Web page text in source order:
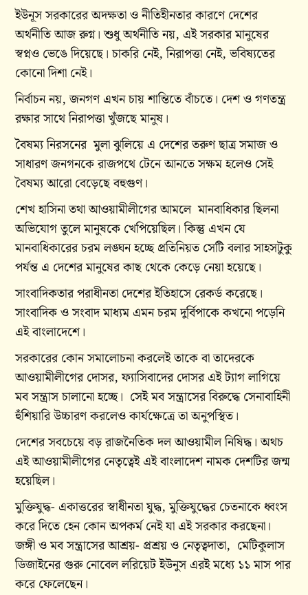
ইউনূস সরকারের অদক্ষতা ও নীতিহীনতার কারণে দেশের
অর্থনীতি আজ রুগ্ন। শুধু অর্থনীতি নয়, এই সরকার মানুষের
স্বপ্নও ভেঙে দিয়েছে। চাকরি নেই, নিরাপত্তা নেই, ভবিষ্যতের
কোনো দিশা নেই।
নির্বাচন নয়, জনগণ এখন চায় শান্তিতে বাঁচতে। দেশ ও গণতন্ত্র
রক্ষার সাথে নিরাপত্তা খুঁজছে মানুষ।
বৈষম্য নিরসনের মুলা ঝুলিয়ে এ দেশের তরুণ ছাত্র সমাজ ও
সাধারণ জনগনকে রাজপথে টেনে আনতে সক্ষম হলেও সেই
বৈষম্য আরো বেড়েছে বহুগুণ।
শেখ হাসিনা তথা আওয়ামীলীগের আমলে মানবাধিকার ছিলনা
অভিযোগ তুলে মানুষকে খেপিয়েছিল। কিন্তু এখন যে
মানবাধিকারের চরম লঙ্ঘন হচ্ছে প্রতিনিয়ত সেটি বলার সাহসটুকু
পর্যন্ত এ দেশের মানুষের কাছ থেকে কেড়ে নেয়া হয়েছে।
সাংবাদিকতার পরাধীনতা দেশের ইতিহাসে রেকর্ড করেছে।
সাংবাদিক ও সংবাদ মাধ্যম এমন চরম দুর্বিপাকে কখনো পড়েনি
এই বাংলাদেশে।
সরকারের কোন সমালোচনা করলেই তাকে বা তাদেরকে
আওয়ামীলীগের দোসর, ফ্যাসিবাদের দোসর এই ট্যাগ লাগিয়ে
মব সন্ত্রাস চালানো হচ্ছে। সেই মব সন্ত্রাসের বিরুদ্ধে সেনাবাহিনী
হুঁশিয়ারি উচ্চারণ করলেও কার্যক্ষেত্রে তা অনুপস্থিত।
দেশের সবচেয়ে বড় রাজনৈতিক দল আওয়ামীল নিষিদ্ধ। অথচ
এই আওয়ামীলীগের নেতৃত্বেই এই বাংলাদেশ নামক দেশটির জন্ম
হয়েছিল।
মুক্তিযুদ্ধ- একাত্তরের স্বাধীনতা যুদ্ধ, মুক্তিযুদ্ধের চেতনাকে ধ্বংস
করে দিতে হেন কোন অপকর্ম নেই যা এই সরকার করছেনা।
জঙ্গী ও মব সন্ত্রাসের আশ্রয়- প্রশ্রয় ও নেতৃত্বদাতা, মেটিকুলাস
ডিজাইনের গুরু নোবেল লরিয়েট ইউনুস এরই মধ্যে ১১ মাস পার
করে ফেলেছেন।